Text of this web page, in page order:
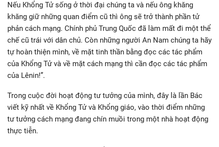
Nếu Khổng Tử sống ở thời đại chúng ta và nếu ông khăng
khăng giữ những quan điểm cũ thì ông sẽ trở thành phần tử
phản cách mạng. Chính phủ Trung Quốc đã làm mất đi một thể
chế cũ trái với dân chủ. Còn những người An Nam chúng ta hãy
tự hoàn thiện mình, về mặt tinh thần bằng đọc các tác phẩm
của Khổng Tử và về mặt cách mạng thì cần đọc các tác phẩm
của Lênin!”.
Trong cuộc đời hoạt động tư tưởng của mình, đây là lần Bác
viết kỹ nhất về Khổng Tử và Khổng giáo, vào thời điểm những
tư tưởng cách mạng đang chín muồi trong một nhà hoạt động
thực tiễn.